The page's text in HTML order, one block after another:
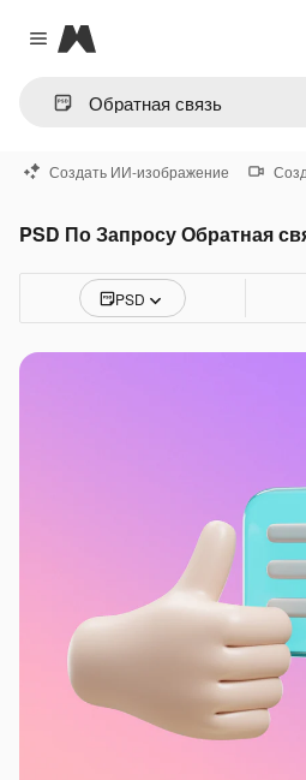
Close menu
Magnific
Создать ИИ-изображение
PSD По Запросу Обратная
PSD